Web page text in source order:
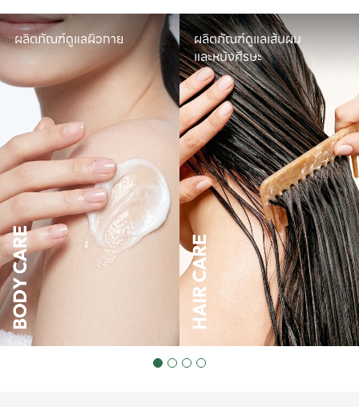
ผลิตภัณฑ์ดูแลผิวกาย
ผลิตภัณฑ์ดูแลเส้นผม
และหนังศีรษะ